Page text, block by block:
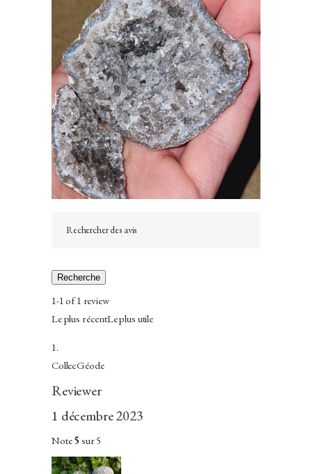
Recherche
1-1 of 1 review
Le plus récentLe plus utile
CollecGéode
Reviewer
1 décembre 2023
Note5 sur 5